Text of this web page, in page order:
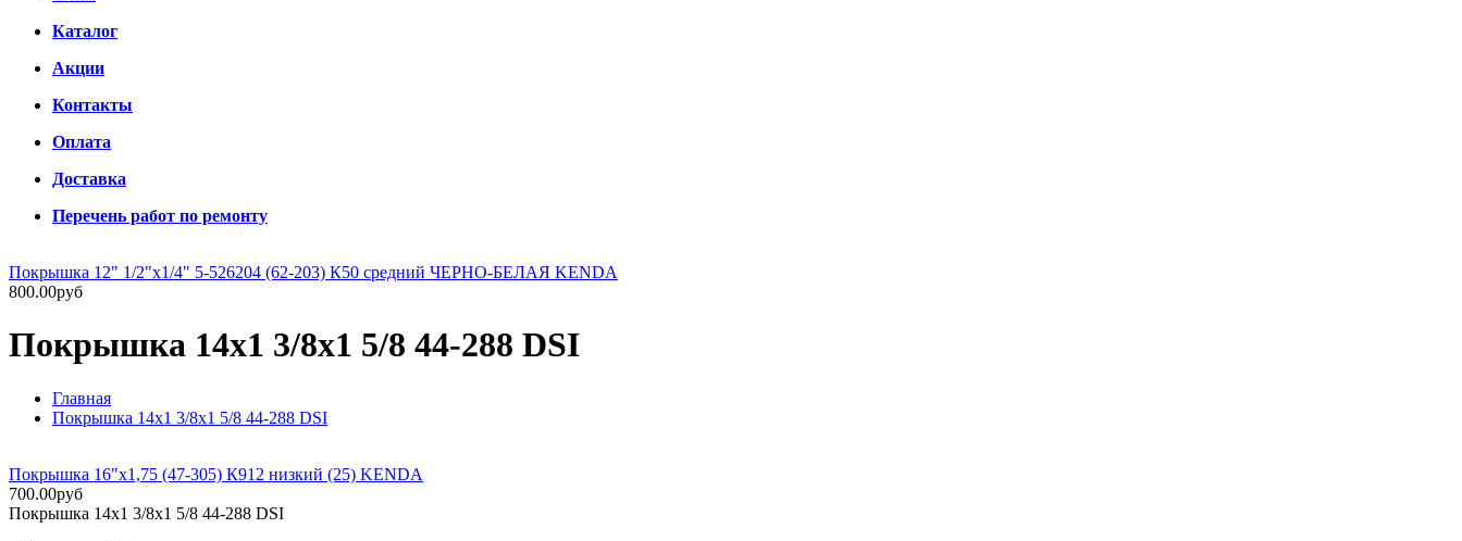
Каталог
Акции
Контакты
Оплата
Доставка
Перечень работ по ремонту
Покрышка 12" 1/2"х1/4" 5-526204 (62-203) К50 средний ЧЕРНО-БЕЛАЯ KENDA
800.00руб
Покрышка 14х1 3/8х1 5/8 44-288 DSI
Главная
Покрышка 14х1 3/8х1 5/8 44-288 DSI
Покрышка 16"х1,75 (47-305) К912 низкий (25) KENDA
700.00руб
Покрышка 14х1 3/8х1 5/8 44-288 DSI